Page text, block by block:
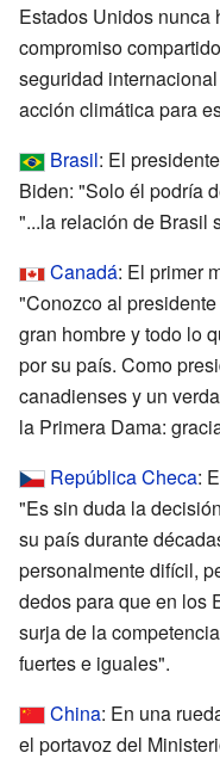
Estados Unidos nunca
compromiso
seguridad
acción climática para
Brasil: El presidente
Biden: "Solo él podría
"...la relación de Brasil
Canadá: El primer
"Conozco al
gran hombre y todo lo
por su país. Como
canadienses y un
la Primera Dama:
República Checa:
"Es sin duda la
su país durante
personalmente difícil,
dedos para que en los
surja de la
fuertes e iguales".
China: En una
el portavoz del